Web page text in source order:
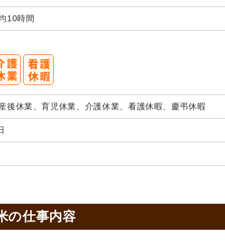
10時間
後休業、育児休業、介護休業、看護休暇、慶弔休暇
の仕事内容